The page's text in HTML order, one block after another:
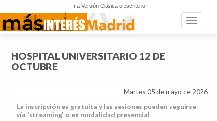
Ir a Versión Clásica o escritorio
Toggle
HOSPITAL UNIVERSITARIO 12 DE
OCTUBRE
Martes 05 de mayo de 2026
La inscripción es gratuita y las sesiones pueden seguirse
vía 'streaming' o en modalidad presencial